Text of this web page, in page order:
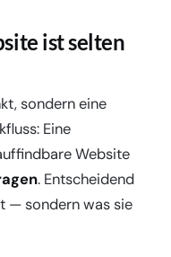
ist selten
sondern eine
Eine
Website
. Entscheidend
— sondern was sie